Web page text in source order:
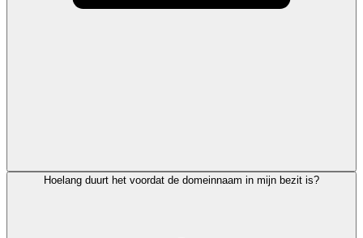
Hoelang duurt het voordat de domeinnaam in mijn bezit is?